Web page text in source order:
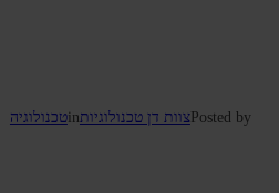
Posted byצוות דן טכנולוגיותinטכנולוגיה